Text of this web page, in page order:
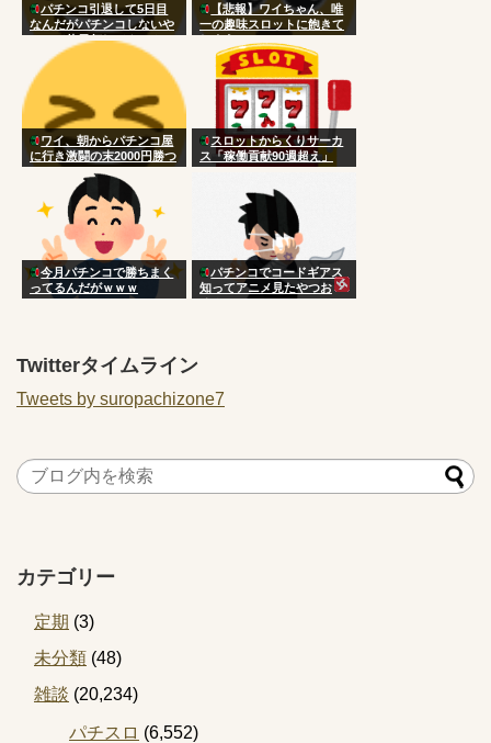
パチンコ引退して5日目
なんだがパチンコしないや
つって休日何してんの？
【悲報】ワイちゃん、唯
一の趣味スロットに飽きて
しまう
ワイ、朝からパチンコ屋
に行き激闘の末2000円勝つ
スロットからくりサーカ
ス「稼働貢献90週超え」
今月パチンコで勝ちまく
ってるんだがｗｗｗ
パチンコでコードギアス
知ってアニメ見たやつお
る？
Twitterタイムライン
Tweets by suropachizone7
カテゴリー
定期 (3)
未分類 (48)
雑談 (20,234)
パチスロ (6,552)